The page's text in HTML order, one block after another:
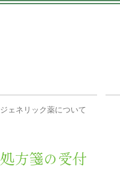
ジェネリック薬について
処方箋の受付